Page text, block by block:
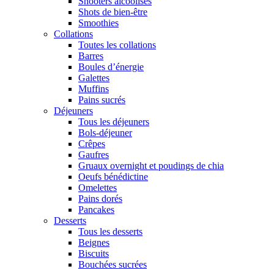
Shots de bien-être
Smoothies
Collations
Toutes les collations
Barres
Boules d’énergie
Galettes
Muffins
Pains sucrés
Déjeuners
Tous les déjeuners
Bols-déjeuner
Crêpes
Gaufres
Gruaux overnight et poudings de chia
Oeufs bénédictine
Omelettes
Pains dorés
Pancakes
Desserts
Tous les desserts
Beignes
Biscuits
Bouchées sucrées